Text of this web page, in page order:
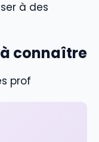
à des
connaître
prof